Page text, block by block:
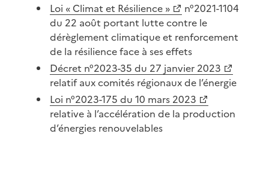
Loi « Climat et Résilience »
n°2021-1104
du 22 août portant lutte contre le
dérèglement climatique et renforcement
de la résilience face à ses effets
Décret n°2023-35 du 27 janvier 2023
relatif aux comités régionaux de l’énergie
Loi n°2023-175 du 10 mars 2023
relative à l’accélération de la production
d’énergies renouvelables